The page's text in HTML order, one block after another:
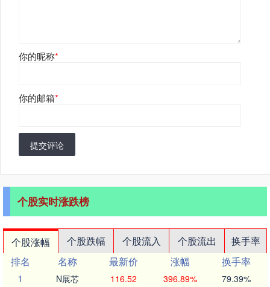
你的昵称*
你的邮箱*
提交评论
个股实时涨跌榜
个股涨幅 个股跌幅 个股流入 个股流出
换手率
排名
名称 最新价 涨幅
换手率
1
N展芯 116.52 396.89% 79.39%